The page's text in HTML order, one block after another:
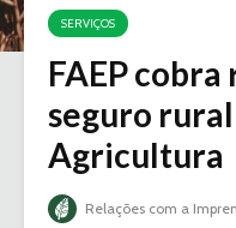
SERVIÇOS
FAEP
seguro
Agricultura
Relações com a